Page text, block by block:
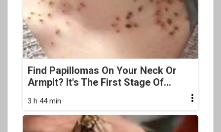
Find Papillomas On Your Neck Or
Armpit? It's The First Stage Of...
3 h 44 min